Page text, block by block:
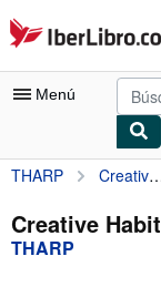
Pasar al contenido
IberLibro.com
Menú
Mi cuenta
Consultar mis
Búsqueda avanzada
THARP Creative Habit, the
Creative
THARP